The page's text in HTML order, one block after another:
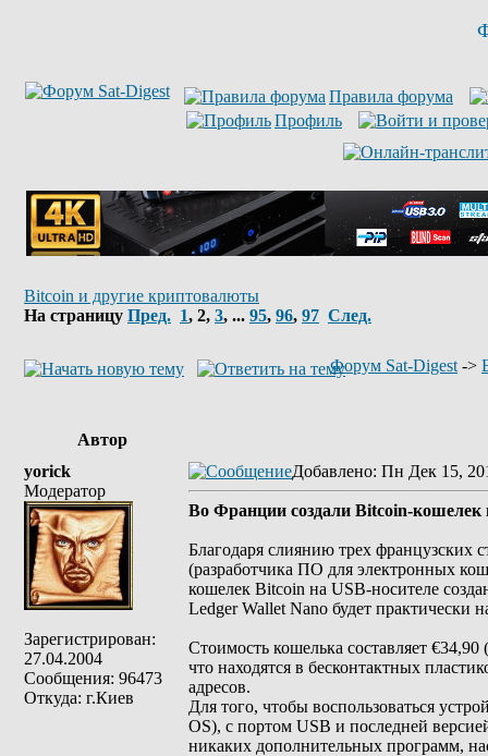
Правила форума
Профиль
Bitcoin и другие криптовалюты
На страницу Пред. 1, 2, 3, ... 95, 96, 97 След.
Форум Sat-Digest ->
Автор
yorick
Модератор
Зарегистрирован:
27.04.2004
Сообщения: 96473
Откуда: г.Киев
Добавлено: Пн Дек 15,
Во Франции создали Bitcoin-кошелек
Благодаря слиянию трех французских
(разработчика ПО для электронных
кошелек Bitcoin на USB-носителе
Ledger Wallet Nano будет практически
Стоимость кошелька составляет
что находятся в бесконтактных
адресов.
Для того, чтобы воспользоваться
OS), с портом USB и последней
никаких дополнительных программ,